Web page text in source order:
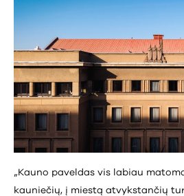
„Kauno paveldas vis labiau
kauniečių, į miestą atvykstančių